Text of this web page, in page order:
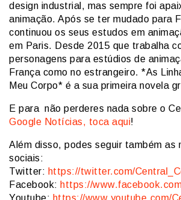
design industrial, mas sempre foi
animação. Após se ter mudado para
continuou os seus estudos em
em Paris. Desde 2015 que trabalha
personagens para estúdios de
França como no estrangeiro. *As
Meu Corpo* é a sua primeira novela
E para não perderes nada sobre o
Google Notícias, toca aqui!
Além disso, podes seguir também as
sociais:
Twitter: https://twitter.com/
Facebook: https://